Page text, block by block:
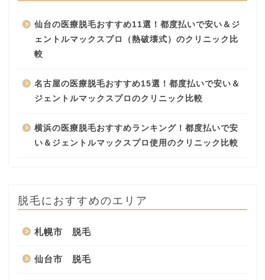
仙台の医療脱毛おすすめ11選！都度払いで安い＆ジ
ェントルマックスプロ（熱破壊式）のクリニック比
較
名古屋の医療脱毛おすすめ15選！都度払いで安い＆
ジェントルマックスプロのクリニック比較
横浜の医療脱毛おすすめランキング！都度払いで安
い＆ジェントルマックスプロ使用のクリニック比較
脱毛におすすめのエリア
札幌市 脱毛
仙台市 脱毛